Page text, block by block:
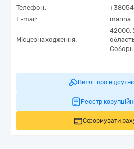
Телефон:
E-mail:
Місцезнаходження:
42000,
Витяг про
Реєстр
Сформувати